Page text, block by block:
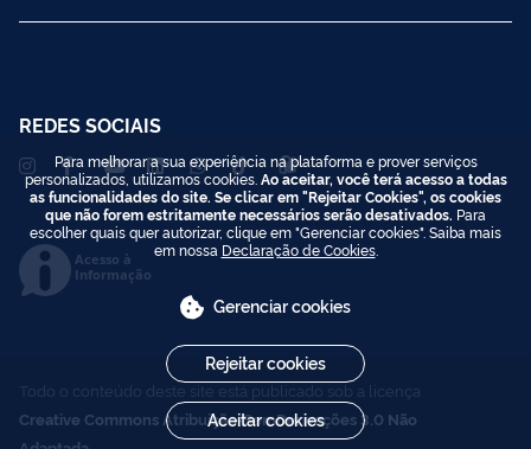
REDES SOCIAIS
Acesso à
Informação
Todo o conteúdo deste site está publicado sob a licença
Creative Commons Atribuição-SemDerivações 3.0 Não
Para melhorar a sua experiência na plataforma e prover serviços
personalizados, utilizamos cookies. Ao aceitar, você terá acesso a todas
as funcionalidades do site. Se clicar em "Rejeitar Cookies", os cookies
que não forem estritamente necessários serão desativados. Para
escolher quais quer autorizar, clique em "Gerenciar cookies". Saiba mais
em nossa Declaração de Cookies.
Gerenciar cookies
Rejeitar cookies
Aceitar cookies